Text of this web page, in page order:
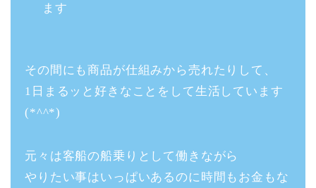
ます
その間にも商品が仕組みから売れたりして、
1日まるッと好きなことをして生活しています
(*^^*)
元々は客船の船乗りとして働きながら
やりたい事はいっぱいあるのに時間もお金もな